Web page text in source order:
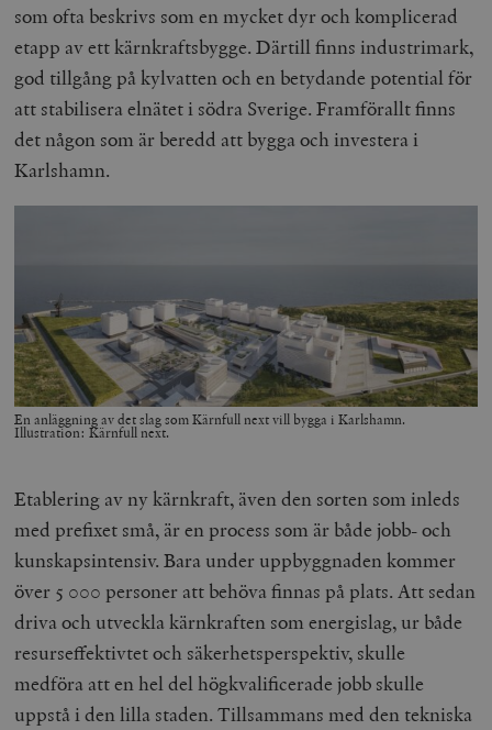
som ofta beskrivs som en mycket dyr och komplicerad
etapp av ett kärnkraftsbygge. Därtill finns industrimark,
god tillgång på kylvatten och en betydande potential för
att stabilisera elnätet i södra Sverige. Framförallt finns
det någon som är beredd att bygga och investera i
Karlshamn.
En anläggning av det slag som Kärnfull next vill bygga i Karlshamn.
Illustration: Kärnfull next.
Etablering av ny kärnkraft, även den sorten som inleds
med prefixet små, är en process som är både jobb- och
kunskapsintensiv. Bara under uppbyggnaden kommer
över 5 000 personer att behöva finnas på plats. Att sedan
driva och utveckla kärnkraften som energislag, ur både
resurseffektivtet och säkerhetsperspektiv, skulle
medföra att en hel del högkvalificerade jobb skulle
uppstå i den lilla staden. Tillsammans med den tekniska